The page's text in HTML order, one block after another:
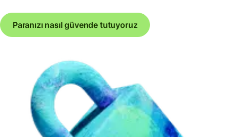
Paranızı nasıl güvende tutuyoruz